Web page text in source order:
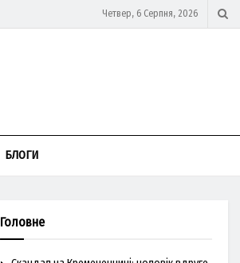
Четвер, 6 Серпня, 2026
БЛОГИ
Головне